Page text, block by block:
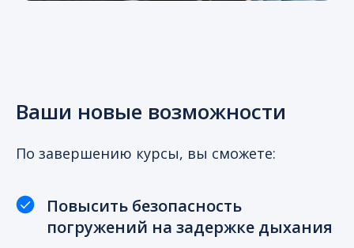
Ваши новые возможности
По завершению курсы, вы сможете:
Повысить безопасность
погружений на задержке дыхания